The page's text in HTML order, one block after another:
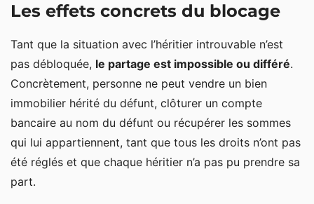
Les effets concrets du blocage
Tant que la situation avec l’héritier introuvable n’est
pas débloquée, le partage est impossible ou différé.
Concrètement, personne ne peut vendre un bien
immobilier hérité du défunt, clôturer un compte
bancaire au nom du défunt ou récupérer les sommes
qui lui appartiennent, tant que tous les droits n’ont pas
été réglés et que chaque héritier n’a pas pu prendre sa
part.